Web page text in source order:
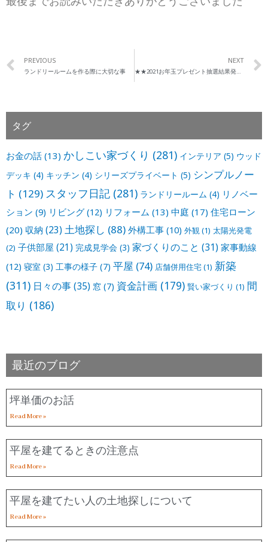
PREVIOUS
ランドリールームを作る際に大切な事
NEXT
★★2021お年玉プレゼント抽選結果発表★★
タグ
お金の話 (13) かしこい家づくり (281) インテリア (5) ウッド
デッキ (4) キッチン (4) シリーズプライベート (5) シンプルノー
ト (129) スタッフ日記 (281) ランドリールーム (4) リノベー
ション (9) リビング (12) リフォーム (13) 中庭 (17) 住宅ローン
(20) 収納 (23) 土地探し (88) 外構工事 (10) 外観 (1) 太陽光発電
(2) 子供部屋 (21) 完成見学会 (3) 家づくりのこと (31) 家事動線
(12) 寝室 (3) 工事の様子 (7) 平屋 (74) 店舗併用住宅(1) 新築
(311) 日々の事(35) 窓 (7) 資金計画 (179) 賢い家づくり (1) 間
取り (186)
最近のブログ
坪単価のお話
Read More »
平屋を建てるときの注意点
Read More »
平屋を建てたい人の土地探しについて
Read More »